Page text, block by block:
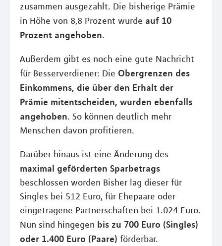
zusammen ausgezahlt. Die bisherige Prämie
in Höhe von 8,8 Prozent wurde auf 10
Prozent angehoben.
Außerdem gibt es noch eine gute Nachricht
für Besserverdiener: Die Obergrenzen des
Einkommens, die über den Erhalt der
Prämie mitentscheiden, wurden ebenfalls
angehoben. So können deutlich mehr
Menschen davon profitieren.
Darüber hinaus ist eine Änderung des
maximal geförderten Sparbetrags
beschlossen worden Bisher lag dieser für
Singles bei 512 Euro, für Ehepaare oder
eingetragene Partnerschaften bei 1.024 Euro.
Nun sind hingegen bis zu 700 Euro (Singles)
oder 1.400 Euro (Paare) förderbar.